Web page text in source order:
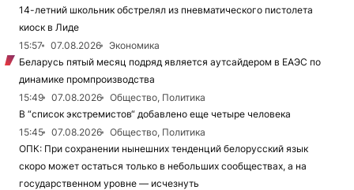
14-летний школьник обстрелял из пневматического пистолета
киоск в Лиде
15:57
07.08.2026
Экономика
Беларусь пятый месяц подряд является аутсайдером в ЕАЭС по
динамике промпроизводства
15:49
07.08.2026
Общество, Политика
В “список экстремистов“ добавлено еще четыре человека
15:45
07.08.2026
Общество, Политика
ОПК: При сохранении нынешних тенденций белорусский язык
скоро может остаться только в небольших сообществах, а на
государственном уровне — исчезнуть